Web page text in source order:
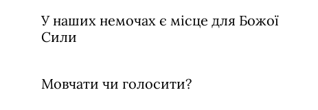
У наших немочах є місце для Божої
Сили
Мовчати чи голосити?